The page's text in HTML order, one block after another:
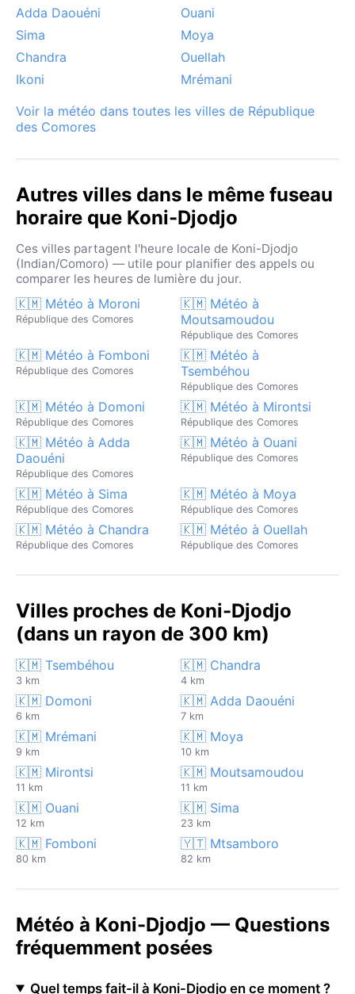
notable est le passage possible de cyclones tropicaux
entre décembre et mars, bien que l’île soit moins
exposée que d’autres de l’océan Indien. Les alizés du
sud‑est, appelés ici *kashkazi*, rafraîchissent les
soirées d’hiver. En été, des coulées de brume montent
des vallées le matin, donnant à la forêt un air
mystérieux avant que le soleil n’impose son éclat.
Adda Daouéni
Ouani
Sima
Moya
Chandra
Ouellah
Ikoni
Mrémani
Voir la météo dans toutes les villes de République
des Comores
Autres villes dans le même fuseau
horaire que Koni-Djodjo
Ces villes partagent l'heure locale de Koni-Djodjo
(Indian/Comoro) — utile pour planifier des appels ou
comparer les heures de lumière du jour.
🇰🇲 Météo à Moroni
République des Comores
🇰🇲 Météo à
Moutsamoudou
République des Comores
🇰🇲 Météo à Fomboni
République des Comores
🇰🇲 Météo à
Tsembéhou
République des Comores
🇰🇲 Météo à Domoni
République des Comores
🇰🇲 Météo à Mirontsi
République des Comores
🇰🇲 Météo à Adda
Daouéni
République des Comores
🇰🇲 Météo à Ouani
République des Comores
🇰🇲 Météo à Sima
République des Comores
🇰🇲 Météo à Moya
République des Comores
🇰🇲 Météo à Chandra
République des Comores
🇰🇲 Météo à Ouellah
République des Comores
Villes proches de Koni-Djodjo
(dans un rayon de 300 km)
🇰🇲 Tsembéhou
3 km
🇰🇲 Chandra
4 km
🇰🇲 Domoni
6 km
🇰🇲 Adda Daouéni
7 km
🇰🇲 Mrémani
9 km
🇰🇲 Moya
10 km
🇰🇲 Mirontsi
11 km
🇰🇲 Moutsamoudou
11 km
🇰🇲 Ouani
12 km
🇰🇲 Sima
23 km
🇰🇲 Fomboni
80 km
🇾🇹 Mtsamboro
82 km
Météo à Koni-Djodjo — Questions
fréquemment posées
Quel temps fait-il à Koni-Djodjo en ce moment ?